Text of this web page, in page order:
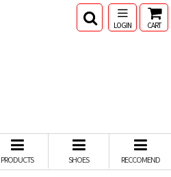
LOGIN CART
PRODUCTS SHOES RECCOMEND